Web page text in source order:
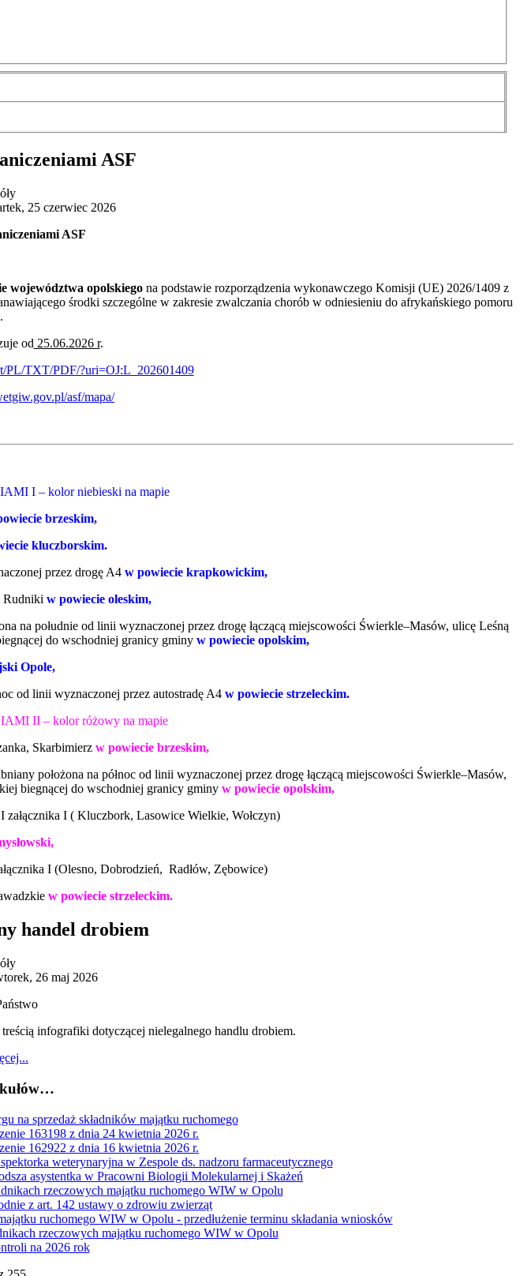
ASF
25 czerwiec 2026
ASF
województwa opolskiegona podstawie rozporządzenia wykonawczego Komisji (UE) 2026/1409 z
środki szczególne w zakresie zwalczania chorób w odniesieniu do afrykańskiego pomoru
od 25.06.2026 r.
PL/TXT/PDF/?uri=OJ:L_202601409
asf/mapa/
I – kolor niebieski na mapie
brzeskim,
kluczborskim.
przez drogę A4 w powiecie krapkowickim,
Rudniki w powiecie oleskim,
południe od linii wyznaczonej przez drogę łączącą miejscowości Świerkle–Masów, ulicę Leśną
do wschodniej granicy gminy w powiecie opolskim,
Opole,
od linii wyznaczonej przez autostradę A4 w powiecie strzeleckim.
II – kolor różowy na mapie
Skarbimierz w powiecie brzeskim,
położona na północ od linii wyznaczonej przez drogę łączącą miejscowości Świerkle–Masów,
biegnącej do wschodniej granicy gminy w powiecie opolskim,
załącznika I ( Kluczbork, Lasowice Wielkie, Wołczyn)
I (Olesno, Dobrodzień, Radłów, Zębowice)
w powiecie strzeleckim.
handel drobiem
26 maj 2026
infografiki dotyczącej nielegalnego handlu drobiem.
na sprzedaż składników majątku ruchomego
163198 z dnia 24 kwietnia 2026 r.
162922 z dnia 16 kwietnia 2026 r.
weterynaryjna w Zespole ds. nadzoru farmaceutycznego
asystentka w Pracowni Biologii Molekularnej i Skażeń
rzeczowych majątku ruchomego WIW w Opolu
z art. 142 ustawy o zdrowiu zwierząt
ruchomego WIW w Opolu - przedłużenie terminu składania wniosków
rzeczowych majątku ruchomego WIW w Opolu
na 2026 rok